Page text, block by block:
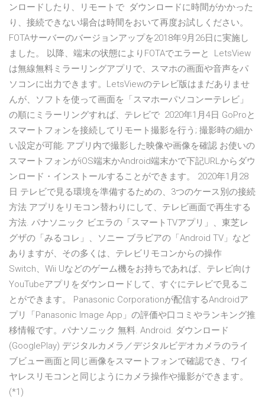
ンロードしたり、リモートで ダウンロードに時間がかかった
り、接続できない場合は時間をおいて再度お試しください。
FOTAサーバーのバージョンアップを2018年9月26日に実施し
ました。 以降、端末の状態によりFOTAでエラーと LetsView
は無線無料ミラーリングアプリで、スマホの画面や音声をパ
ソコンに出力できます。LetsViewのテレビ版はまだありませ
んが、ソフトを使って画面を「スマホーパソコンーテレビ」
の順にミラーリングすれば、テレビで 2020年1月4日 GoProと
スマートフォンを接続してリモート撮影を行う; 撮影時の細か
い設定が可能; アプリ内で撮影した映像や画像を確認 お使いの
スマートフォンがiOS端末かAndroid端末かで下記URLからダウ
ンロード・インストールすることができます。 2020年1月28
日 テレビで見る環境を準備するための、3つのケース別の接続
方法 アプリをリモコン替わりにして、テレビ画面で再生する
方法. パナソニック ビエラの「スマートTVアプリ」、東芝レ
グザの「みるコレ」、ソニー ブラビアの「Android TV」など
ありますが、その多くは、テレビリモコンからの操作
Switch、Wii Uなどのゲーム機をお持ちであれば、テレビ向け
YouTubeアプリをダウンロードして、すぐにテレビで見るこ
とができます。 Panasonic Corporationが配信するAndroidア
プリ「Panasonic Image App」の評価や口コミやランキング推
移情報です。パナソニック 無料. Android. ダウンロード
(GooglePlay) デジタルカメラ／デジタルビデオカメラのライ
ブビュー画面と同じ画像をスマートフォンで確認でき、ワイ
ヤレスリモコンと同じようにカメラ操作や撮影ができます。
(*1)